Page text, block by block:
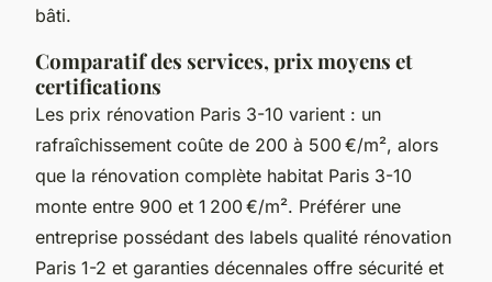
bâti.
Comparatif des services, prix moyens et
certifications
Les prix rénovation Paris 3-10 varient : un
rafraîchissement coûte de 200 à 500 €/m², alors
que la rénovation complète habitat Paris 3-10
monte entre 900 et 1 200 €/m². Préférer une
entreprise possédant des labels qualité rénovation
Paris 1-2 et garanties décennales offre sécurité et